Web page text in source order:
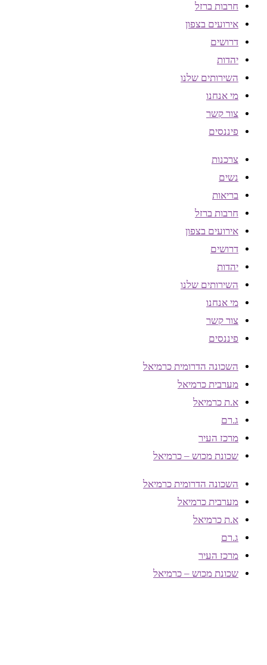
חרבות ברזל
אירועים בצפון
דרושים
יהדות
השירותים שלנו
מי אנחנו
צור קשר
פיננסים
צרכנות
נשים
בריאות
חרבות ברזל
אירועים בצפון
דרושים
יהדות
השירותים שלנו
מי אנחנו
צור קשר
פיננסים
השכונה הדרומית כרמיאל
מערבית כרמיאל
א.ת כרמיאל
ג.רם
מרכז העיר
שכונת מכוש – כרמיאל
השכונה הדרומית כרמיאל
מערבית כרמיאל
א.ת כרמיאל
ג.רם
מרכז העיר
שכונת מכוש – כרמיאל